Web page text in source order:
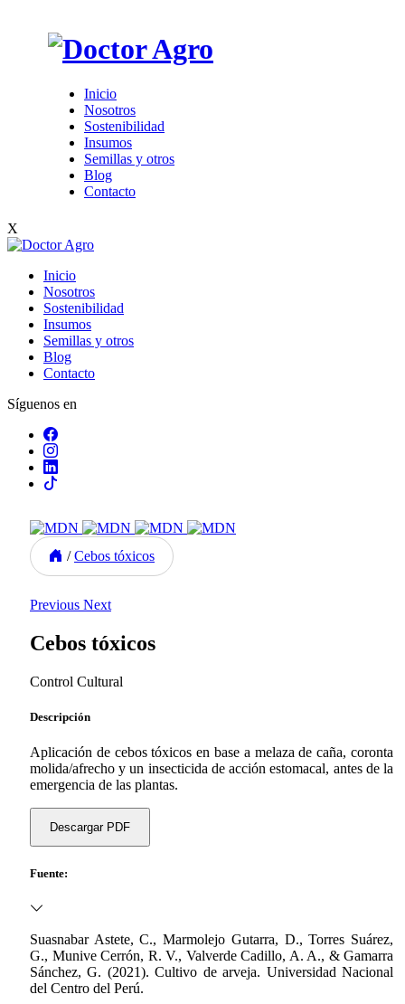
Inicio
Nosotros
Sostenibilidad
Insumos
Semillas y otros
Blog
Contacto
X
Inicio
Nosotros
Sostenibilidad
Insumos
Semillas y otros
Blog
Contacto
Síguenos en
/ Cebos tóxicos
Previous Next
Cebos tóxicos
Control Cultural
Descripción
Aplicación de cebos tóxicos en base a melaza de caña, coronta
molida/afrecho y un insecticida de acción estomacal, antes de la
emergencia de las plantas.
Descargar PDF
Fuente:
​Suasnabar Astete, C., Marmolejo Gutarra, D., Torres Suárez,
G., Munive Cerrón, R. V., Valverde Cadillo, A. A., & Gamarra
Sánchez, G. (2021). Cultivo de arveja. Universidad Nacional
del Centro del Perú.